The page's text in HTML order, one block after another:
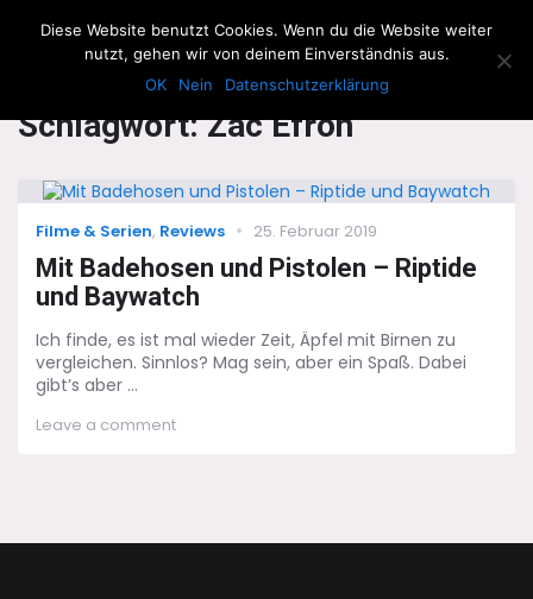
The Howling Men
Schlagwort:Zac Efron
Categories
Filme & Serien, Reviews
Posted
25. Februar 2019
Mit Badehosen und Pistolen – Riptide
und Baywatch
Ich finde, es ist mal wieder Zeit, Äpfel mit Birnen zu
vergleichen. Sinnlos? Mag sein, aber ein Spaß. Dabei
gibt’s aber ...
Leave a commenton
Diese Website benutzt Cookies. Wenn du die Website weiter
nutzt, gehen wir von deinem Einverständnis aus.
OK
Nein Datenschutzerklärung